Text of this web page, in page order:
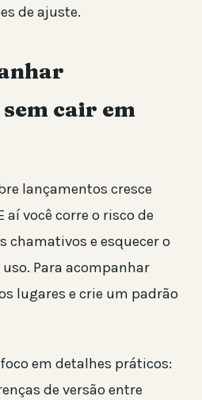
de ajuste.
cair em
lançamentos cresce
você corre o risco de
chamativos e esquecer o
Para acompanhar
lugares e crie um padrão
em detalhes práticos:
de versão entre